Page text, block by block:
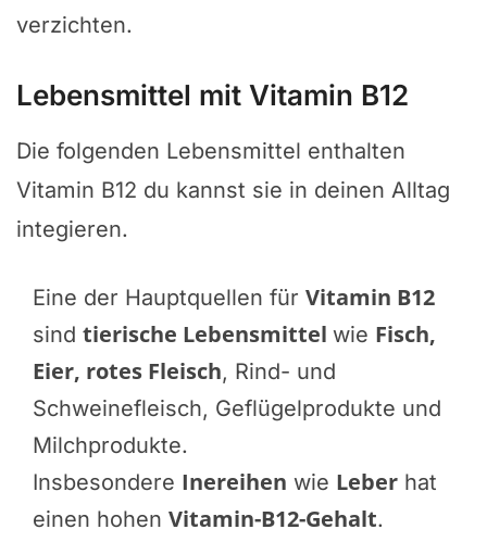
verzichten.
Lebensmittel mit Vitamin B12
Die folgenden Lebensmittel enthalten
Vitamin B12 du kannst sie in deinen Alltag
integieren.
Eine der Hauptquellen für Vitamin B12
sind tierische Lebensmittel wie Fisch,
Eier, rotes Fleisch, Rind- und
Schweinefleisch, Geflügelprodukte und
Milchprodukte.
Insbesondere Inereihen wie Leber hat
einen hohen Vitamin-B12-Gehalt.